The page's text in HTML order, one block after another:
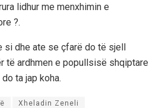
lidhur me menxhimin e
?.
si dhe ate se çfarë do të sjell
të ardhmen e popullsisë shqiptare
ta jap koha.
Xheladin Zeneli